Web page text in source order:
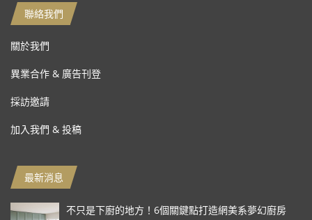
聯絡我們
關於我們
異業合作 & 廣告刊登
採訪邀請
加入我們 & 投稿
最新消息
不只是下廚的地方！6個關鍵點打造網美系夢幻廚房